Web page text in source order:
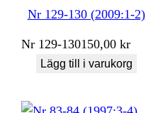
Nr 129-130 (2009:1-2)
Nr 129-130150,00kr
Lägg till i varukorg